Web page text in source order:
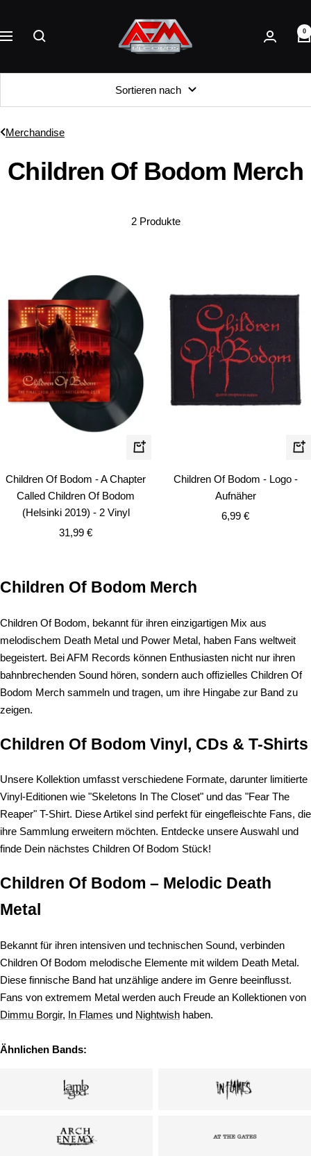
Inhalt
Navigation
AFM
Records
0
Sortieren nach
Merchandise
Children Of Bodom Merch
2 Produkte
In
Children Of Bodom - A Chapter
Called Children Of Bodom
(Helsinki 2019) - 2 Vinyl
Angebotspreis
31,99 €
In
Children Of Bodom - Logo -
Aufnäher
Angebotspreis
6,99 €
Children Of Bodom Merch
Children Of Bodom, bekannt für ihren einzigartigen Mix aus
melodischem Death Metal und Power Metal, haben Fans weltweit
begeistert. Bei AFM Records können Enthusiasten nicht nur ihren
bahnbrechenden Sound hören, sondern auch offizielles Children Of
Bodom Merch sammeln und tragen, um ihre Hingabe zur Band zu
zeigen.
Children Of Bodom Vinyl, CDs & T-Shirts
Unsere Kollektion umfasst verschiedene Formate, darunter limitierte
Vinyl-Editionen wie "Skeletons In The Closet" und das "Fear The
Reaper" T-Shirt. Diese Artikel sind perfekt für eingefleischte Fans, die
ihre Sammlung erweitern möchten. Entdecke unsere Auswahl und
finde Dein nächstes Children Of Bodom Stück!
Children Of Bodom – Melodic Death
Metal
Bekannt für ihren intensiven und technischen Sound, verbinden
Children Of Bodom melodische Elemente mit wildem Death Metal.
Diese finnische Band hat unzählige andere im Genre beeinflusst.
Fans von extremem Metal werden auch Freude an Kollektionen von
Dimmu Borgir, In Flames und Nightwish haben.
Ähnlichen Bands: